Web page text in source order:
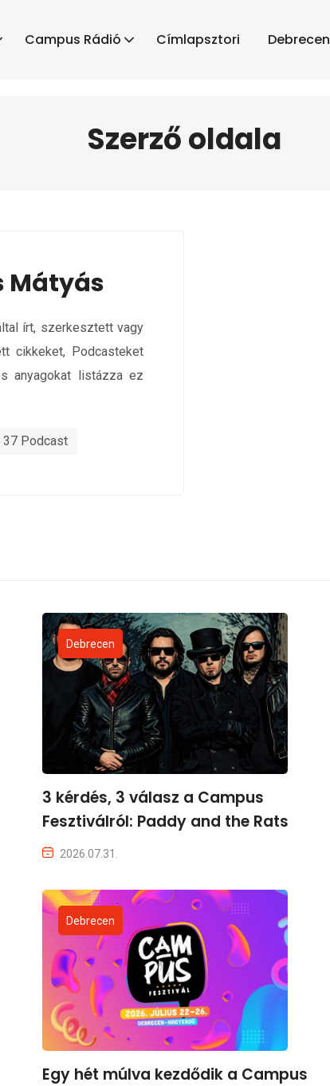
Campus Rádió Címlapsztori Debrecen
Szerző oldala
Mátyás
írt, szerkesztett vagy
cikkeket, Podcasteket
anyagokat listázza ez
37 Podcast
Debrecen
3 kérdés, 3 válasz a Campus
Fesztiválról: Paddy and the Rats
2026.07.31.
Debrecen
Egy hét múlva kezdődik a Campus